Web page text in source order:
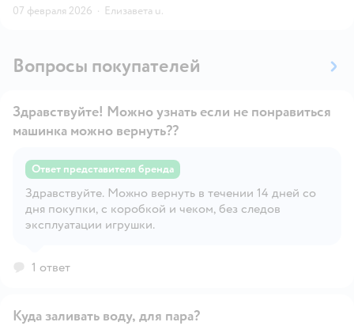
07 февраля 2026 · Елизавета u.
Вопросы покупателей
Открыть вопрос
Здравствуйте! Можно узнать если не понравиться
машинка можно вернуть??
Ответ представителя бренда
Здравствуйте. Можно вернуть в течении 14 дней со
дня покупки, с коробкой и чеком, без следов
эксплуатации игрушки.
1 ответ
Куда заливать воду, для пара?